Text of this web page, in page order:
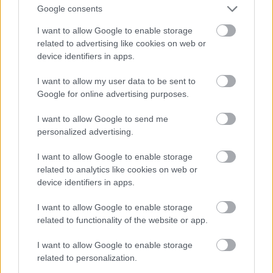
Google consents
I want to allow Google to enable storage
related to advertising like cookies on web or
device identifiers in apps.
I want to allow my user data to be sent to
Google for online advertising purposes.
I want to allow Google to send me
personalized advertising.
I want to allow Google to enable storage
related to analytics like cookies on web or
device identifiers in apps.
I want to allow Google to enable storage
related to functionality of the website or app.
I want to allow Google to enable storage
related to personalization.
eiro līdz 1,4 miljoniem! Tā nu gan ir satiksmes
ministra atbildība un tur ir ar ko pacīnīties. Ja kaut
kas ir jāsamazina, tad tā ir administrācija,” vērtē
“Sankcijas ir jāpilda – par to šaubu nevar būt. Taču
pārcentība valstij rada papildu zaudējumus un rada
spriedzi sabiedrībā. Vērojot citu un sevišķi lielo
ES dalībvalstu reakciju, to rīcībā tomēr redzam
zināmu pragmatismu.
Lai cik absurdi tas arī šķistu, taču pat kara
apstākļos Krievijai, Ukrainai un ES ir kopējs
bizness – gāzes piegādes ES. Ukrainas gāzesvads
strādā tuvu maksimālajai slodzei, un neviens to
Atcelt Ziņot